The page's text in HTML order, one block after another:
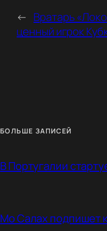
← Вратарь
ценный игрок
БОЛЬШЕ ЗАПИСЕЙ
В Португалии
Мо Салах подпишет